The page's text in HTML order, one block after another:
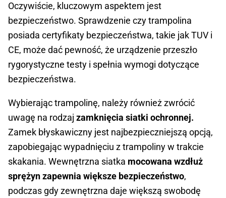
Oczywiście, kluczowym aspektem jest
bezpieczeństwo. Sprawdzenie czy trampolina
posiada certyfikaty bezpieczeństwa, takie jak TUV i
CE, może dać pewność, że urządzenie przeszło
rygorystyczne testy i spełnia wymogi dotyczące
bezpieczeństwa.
Wybierając trampolinę, należy również zwrócić
uwagę na rodzaj zamknięcia siatki ochronnej.
Zamek błyskawiczny jest najbezpieczniejszą opcją,
zapobiegając wypadnięciu z trampoliny w trakcie
skakania. Wewnętrzna siatka mocowana wzdłuż
sprężyn zapewnia większe bezpieczeństwo,
podczas gdy zewnętrzna daje większą swobodę